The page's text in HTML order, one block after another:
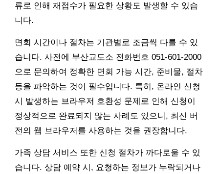
류로 인해 재접수가 필요한 상황도 발생할 수 있습
니다.
면회 시간이나 절차는 기관별로 조금씩 다를 수 있
습니다. 사전에 부산교도소 전화번호 051-601-2000
으로 문의하여 정확한 면회 가능 시간, 준비물, 절차
등을 파악하는 것이 필수입니다. 특히, 온라인 신청
시 발생하는 브라우저 호환성 문제로 인해 신청이
정상적으로 완료되지 않는 사례도 있으니, 최신 버
전의 웹 브라우저를 사용하는 것을 권장합니다.
가족 상담 서비스 또한 신청 절차가 까다로울 수 있
습니다. 상담 예약 시, 요청하는 정보가 누락되거나